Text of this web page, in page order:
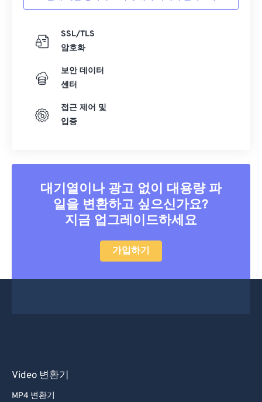
SSL/TLS
암호화
보안 데이터
센터
접근 제어 및
입증
대기열이나 광고 없이 대용량 파
일을 변환하고 싶으신가요?
지금 업그레이드하세요
가입하기
Video 변환기
MP4 변환기